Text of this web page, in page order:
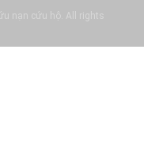
nạn cứu hộ. All rights